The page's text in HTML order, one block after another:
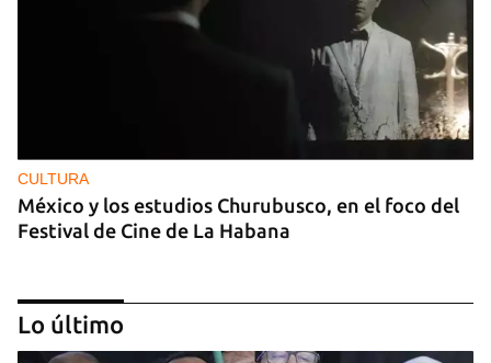
CULTURA
México y los estudios Churubusco, en el foco del
Festival de Cine de La Habana
Lo último